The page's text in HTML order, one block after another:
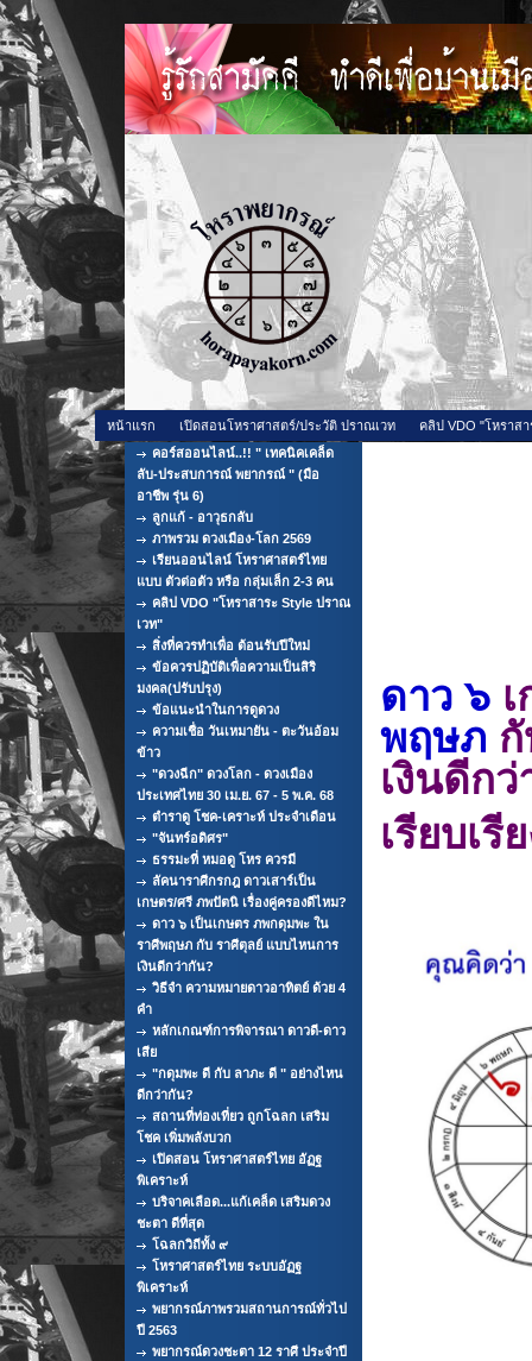
หน้าแรก เปิดสอนโหราศาสตร์/ประวัติ ปราณเวท
คลิป VDO "โหราส
คอร์สออนไลน์..!! " เทคนิคเคล็ด
ลับ-ประสบการณ์ พยากรณ์ " (มือ
อาชีพ รุ่น 6)
ลูกแก้ - อาวุธกลับ
ภาพรวม ดวงเมือง-โลก 2569
เรียนออนไลน์ โหราศาสตร์ไทย
แบบ ตัวต่อตัว หรือ กลุ่มเล็ก 2-3 คน
คลิป VDO "โหราสาระ Style ปราณ
เวท"
สิ่งที่ควรทำเพื่อ ต้อนรับปีใหม่
ข้อควรปฏิบัติเพื่อความเป็นสิริ
มงคล(ปรับปรุง)
ข้อแนะนำในการดูดวง
ความเชื่อ วันเหมายัน - ตะวันอ้อม
ข้าว
"ดวงฉีก" ดวงโลก - ดวงเมือง
ประเทศไทย 30 เม.ย. 67 - 5 พ.ค. 68
ตำราดู โชค-เคราะห์ ประจำเดือน
"จันทร์อดิศร"
ธรรมะที่ หมอดู โหร ควรมี
ลัคนาราศีกรกฎ ดาวเสาร์เป็น
เกษตร/ศรี ภพปัตนิ เรื่องคู่ครองดีไหม?
ดาว ๖ เป็นเกษตร ภพกดุมพะ ใน
ราศีพฤษภ กับ ราศีตุลย์ แบบไหนการ
เงินดีกว่ากัน?
วิธีจำ ความหมายดาวอาทิตย์ ด้วย 4
คำ
หลักเกณฑ์การพิจารณา ดาวดี-ดาว
เสีย
"กดุมพะ ดี กับ ลาภะ ดี " อย่างไหน
ดีกว่ากัน?
สถานที่ท่องเที่ยว ถูกโฉลก เสริม
โชค เพิ่มพลังบวก
เปิดสอน โหราศาสตร์ไทย อัฏฐ
พิเคราะห์
บริจาคเลือด...แก้เคล็ด เสริมดวง
ชะตา ดีที่สุด
โฉลกวิถีทั้ง ๙
โหราศาสตร์ไทย ระบบอัฏฐ
พิเคราะห์
พยากรณ์ภาพรวมสถานการณ์ทั่วไป
ปี 2563
พยากรณ์ดวงชะตา 12 ราศี ประจำปี
ดาว ๖
พฤษภ
เงินดี
เรียบเ